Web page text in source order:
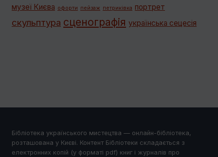
музеї Києва офорти пейзаж петриківка портрет
скульптура сценографія українська сецесія
Бібліотека українського мистецтва — онлайн-бібліотека,
розташована у Києві. Контент Бібліотеки складається з
електронних копій (у форматі pdf) книг і журналів про